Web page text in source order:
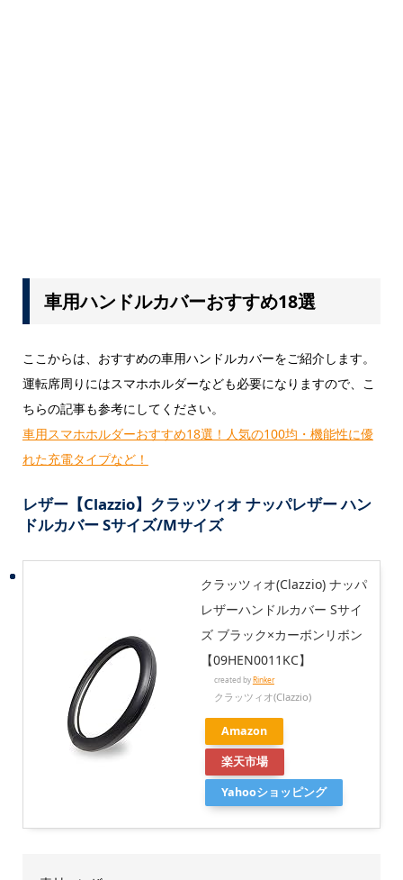
車用ハンドルカバーおすすめ18選
ここからは、おすすめの車用ハンドルカバーをご紹介します。
運転席周りにはスマホホルダーなども必要になりますので、こ
ちらの記事も参考にしてください。
車用スマホホルダーおすすめ18選！人気の100均・機能性に優
れた充電タイプなど！
レザー【Clazzio】クラッツィオ ナッパレザー ハン
ドルカバー Sサイズ/Mサイズ
クラッツィオ(Clazzio) ナッパ
レザーハンドルカバー Sサイ
ズ ブラック×カーボンリボン
【09HEN0011KC】
created byRinker
クラッツィオ(Clazzio)
Amazon
楽天市場
Yahooショッピング